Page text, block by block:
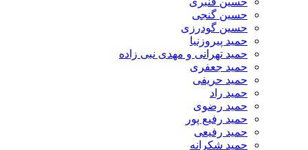
حسین گنجی
حسین گودرزی
حمید پیروزنیا
حمید تهرانی و مهدی نبی زاده
حمید جعفری
حمید حریفی
حمید راد
حمید رضوی
حمید رفیع پور
حمید رفیعی
حمید شکرانه